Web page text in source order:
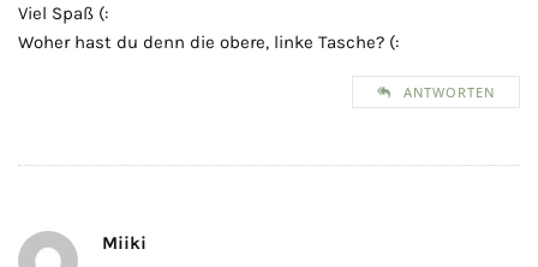
Viel Spaß (:
Woher hast du denn die obere, linke Tasche? (:
ANTWORTEN
Miiki